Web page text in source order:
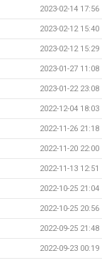
2023-02-14 17:56
2023-02-12 15:40
2023-02-12 15:29
2023-01-27 11:08
2023-01-22 23:08
2022-12-04 18:03
2022-11-26 21:18
2022-11-20 22:00
2022-11-13 12:51
2022-10-25 21:04
2022-10-25 20:56
2022-09-25 21:48
2022-09-23 00:19